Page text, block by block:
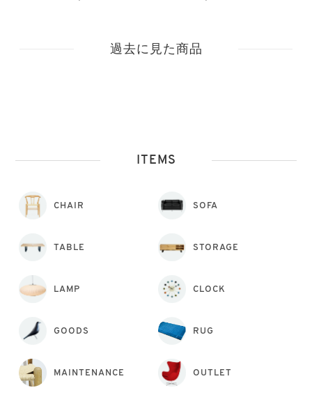
過去に見た商品
ITEMS
CHAIR SOFA
TABLE STORAGE
LAMP CLOCK
GOODS RUG
MAINTENANCE OUTLET